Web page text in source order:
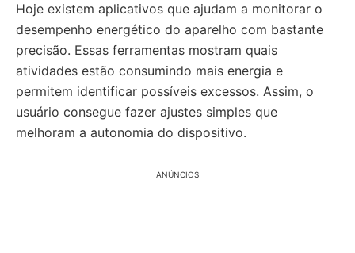
Hoje existem aplicativos que ajudam a monitorar o
desempenho energético do aparelho com bastante
precisão. Essas ferramentas mostram quais
atividades estão consumindo mais energia e
permitem identificar possíveis excessos. Assim, o
usuário consegue fazer ajustes simples que
melhoram a autonomia do dispositivo.
ANÚNCIOS